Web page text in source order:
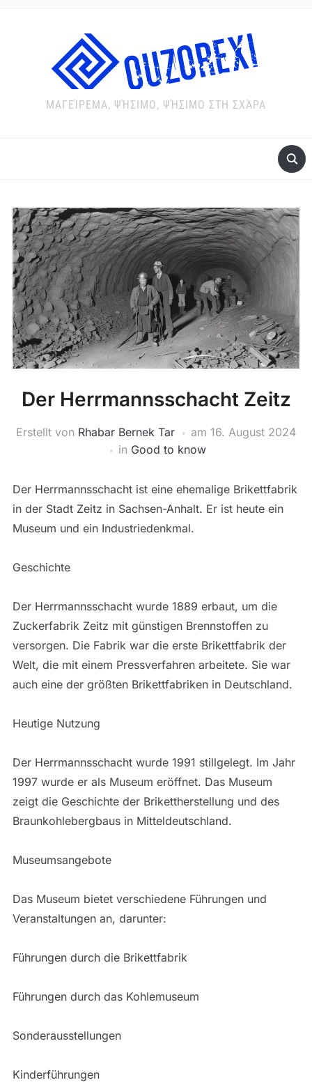
ΜΑΓΕΊΡΕΜΑ, ΨΉΣΙΜΟ, ΨΉΣΙΜΟ ΣΤΗ ΣΧΆΡΑ
Der Herrmannsschacht Zeitz
Erstellt von Rhabar Bernek Tar am 16. August 2024
in Good to know
Der Herrmannsschacht ist eine ehemalige Brikettfabrik
in der Stadt Zeitz in Sachsen-Anhalt. Er ist heute ein
Museum und ein Industriedenkmal.
Geschichte
Der Herrmannsschacht wurde 1889 erbaut, um die
Zuckerfabrik Zeitz mit günstigen Brennstoffen zu
versorgen. Die Fabrik war die erste Brikettfabrik der
Welt, die mit einem Pressverfahren arbeitete. Sie war
auch eine der größten Brikettfabriken in Deutschland.
Heutige Nutzung
Der Herrmannsschacht wurde 1991 stillgelegt. Im Jahr
1997 wurde er als Museum eröffnet. Das Museum
zeigt die Geschichte der Brikettherstellung und des
Braunkohlebergbaus in Mitteldeutschland.
Museumsangebote
Das Museum bietet verschiedene Führungen und
Veranstaltungen an, darunter:
Führungen durch die Brikettfabrik
Führungen durch das Kohlemuseum
Sonderausstellungen
Kinderführungen